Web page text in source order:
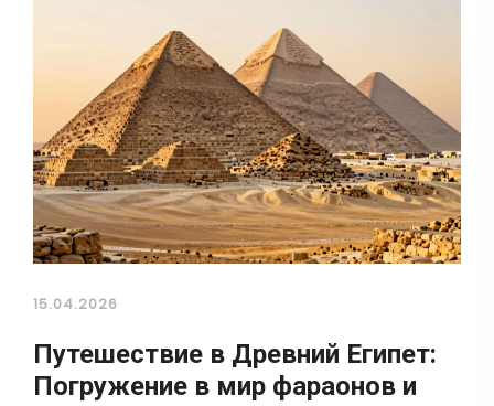
15.04.2026
Путешествие в Древний Египет:
Погружение в мир фараонов и